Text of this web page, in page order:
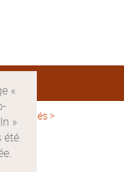
> Activités>